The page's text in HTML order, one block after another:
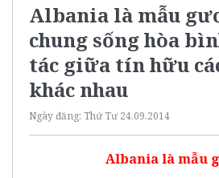
Albania là mẫu
chung sống hòa
tác giữa tín hữu
khác nhau
Ngày đăng: Thứ Tư 24.09.2014
Albania là mẫu